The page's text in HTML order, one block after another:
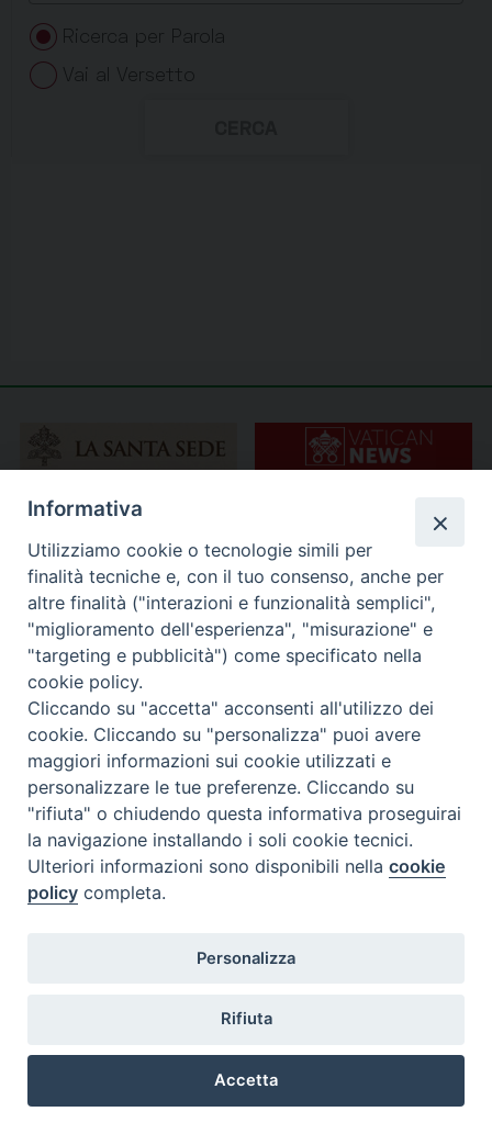
Ufficio Amministrativo, Ufficio Economato)
Informativa
Utilizziamo cookie o tecnologie simili per
finalità tecniche e, con il tuo consenso, anche per
altre finalità ("interazioni e funzionalità semplici",
"miglioramento dell'esperienza", "misurazione" e
"targeting e pubblicità") come specificato nella
cookie policy.
Cliccando su "accetta" acconsenti all'utilizzo dei
cookie. Cliccando su "personalizza" puoi avere
maggiori informazioni sui cookie utilizzati e
personalizzare le tue preferenze. Cliccando su
"rifiuta" o chiudendo questa informativa proseguirai
la navigazione installando i soli cookie tecnici.
Ulteriori informazioni sono disponibili nellacookie
policy completa.
Personalizza
Rifiuta
Accetta